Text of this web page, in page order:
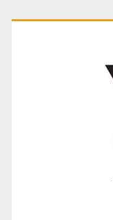
Primary